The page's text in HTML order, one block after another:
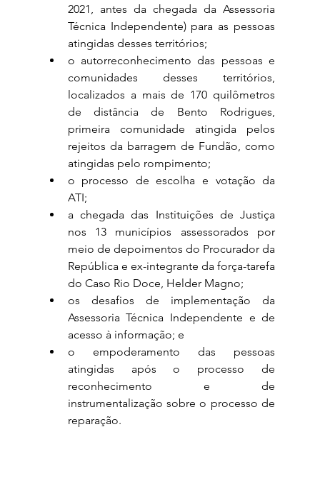
2021, antes da chegada da Assessoria
Técnica Independente) para as pessoas
atingidas desses territórios;
o autorreconhecimento das pessoas e
comunidades desses territórios,
localizados a mais de 170 quilômetros
de distância de Bento Rodrigues,
primeira comunidade atingida pelos
rejeitos da barragem de Fundão, como
atingidas pelo rompimento;
o processo de escolha e votação da
ATI;
a chegada das Instituições de Justiça
nos 13 municípios assessorados por
meio de depoimentos do Procurador da
República e ex-integrante da força-tarefa
do Caso Rio Doce, Helder Magno;
os desafios de implementação da
Assessoria Técnica Independente e de
acesso à informação; e
o empoderamento das pessoas
atingidas após o processo de
reconhecimento e de
instrumentalização sobre o processo de
reparação.